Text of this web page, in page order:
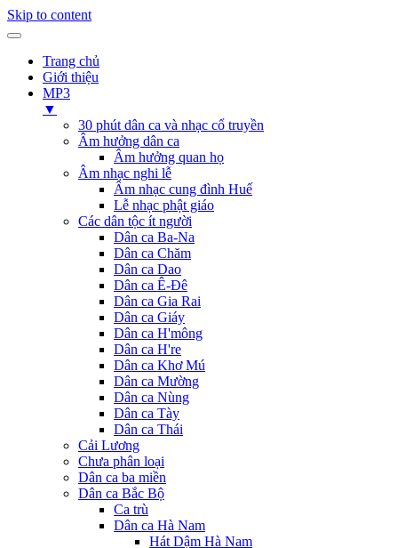
Skip to content
Trang chủ
Giới thiệu
MP3
▼
30 phút dân ca và nhạc cổ truyền
Âm hưởng dân ca
Âm hưởng quan họ
Âm nhạc nghi lễ
Âm nhạc cung đình Huế
Lễ nhạc phật giáo
Các dân tộc ít người
Dân ca Ba-Na
Dân ca Chăm
Dân ca Dao
Dân ca Ê-Đê
Dân ca Gia Rai
Dân ca Giáy
Dân ca H'mông
Dân ca H're
Dân ca Khơ Mú
Dân ca Mường
Dân ca Nùng
Dân ca Tày
Dân ca Thái
Cải Lương
Chưa phân loại
Dân ca ba miền
Dân ca Bắc Bộ
Ca trù
Dân ca Hà Nam
Hát Dậm Hà Nam